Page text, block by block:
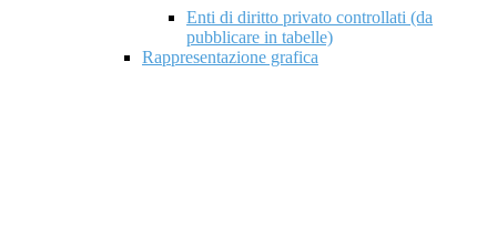
Enti di diritto privato controllati (da
pubblicare in tabelle)
Rappresentazione grafica